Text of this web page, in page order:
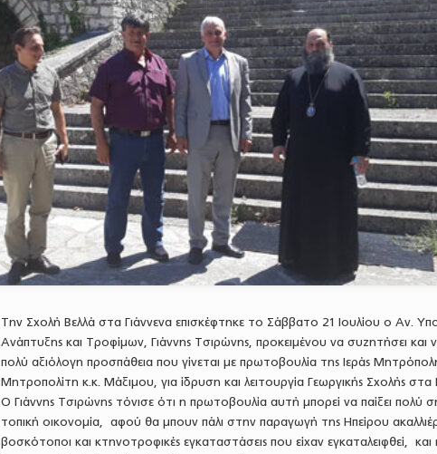
Την Σχολή Βελλά στα Γιάννενα επισκέφτηκε το Σάββατο 21 Ιουλίου ο Αν.
Ανάπτυξης και Τροφίμων, Γιάννης Τσιρώνης, προκειμένου να συζητήσει και
πολύ αξιόλογη προσπάθεια που γίνεται με πρωτοβουλία της Ιεράς
Μητροπολίτη κ.κ. Μάξιμου, για ίδρυση και λειτουργία Γεωργικής Σχολής στα
Ο Γιάννης Τσιρώνης τόνισε ότι η πρωτοβουλία αυτή μπορεί να παίξει πολύ
τοπική οικονομία, αφού θα μπουν πάλι στην παραγωγή της Ηπείρου
βοσκότοποι και κτηνοτροφικές εγκαταστάσεις που είχαν εγκαταλειφθεί,